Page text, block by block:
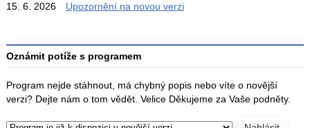
15. 6. 2026
Upozornění na novou verzi
Oznámit potíže s programem
Program nejde stáhnout, má chybný popis nebo víte o novější
verzi? Dejte nám o tom vědět. Velice Děkujeme za Vaše podněty.